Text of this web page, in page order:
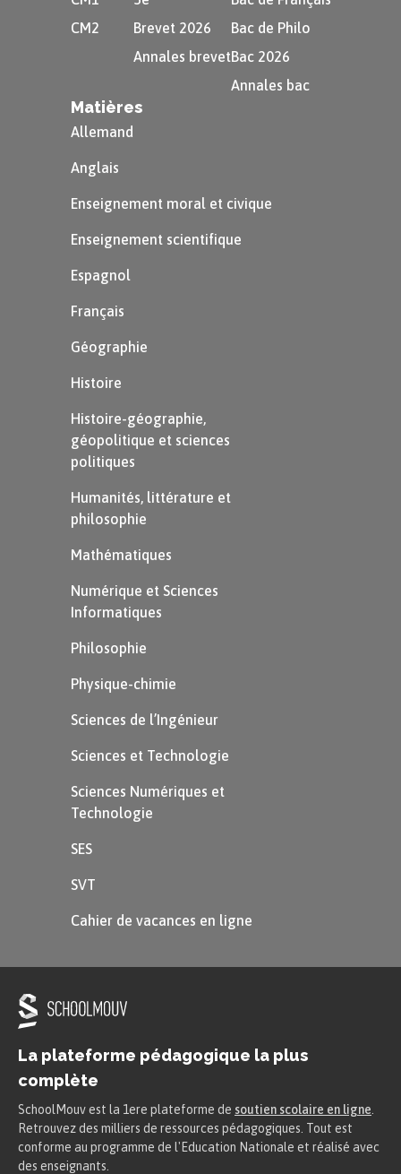
…
Religieuse
Type
… …
CM2
Brevet 2026
Annales brevet
Bac de Philo
Bac 2026
Annales bac
Matières
Allemand
Anglais
Enseignement moral et civique
Enseignement scientifique
Espagnol
Français
Géographie
Histoire
Histoire-géographie,
géopolitique et sciences
politiques
Humanités, littérature et
philosophie
Mathématiques
Numérique et Sciences
Informatiques
Philosophie
Physique-chimie
Sciences de l’Ingénieur
Sciences et Technologie
Sciences Numériques et
Technologie
SES
SVT
Cahier de vacances en ligne
La plateforme pédagogique la plus
complète
SchoolMouv est la 1ere plateforme de soutien scolaire en ligne
Retrouvez des milliers de ressources pédagogiques. Tout est
conforme au programme de l'Education Nationale et réalisé avec
des enseignants.